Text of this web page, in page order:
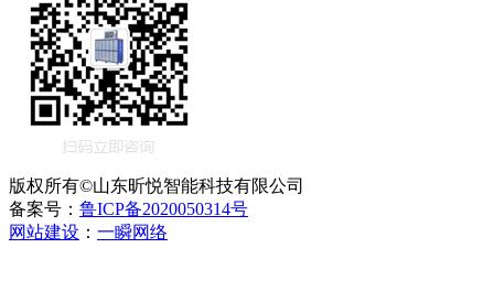
版权所有©山东昕悦智能科技有限公司
备案号： 鲁ICP备2020050314号
网站建设 ： 一瞬网络